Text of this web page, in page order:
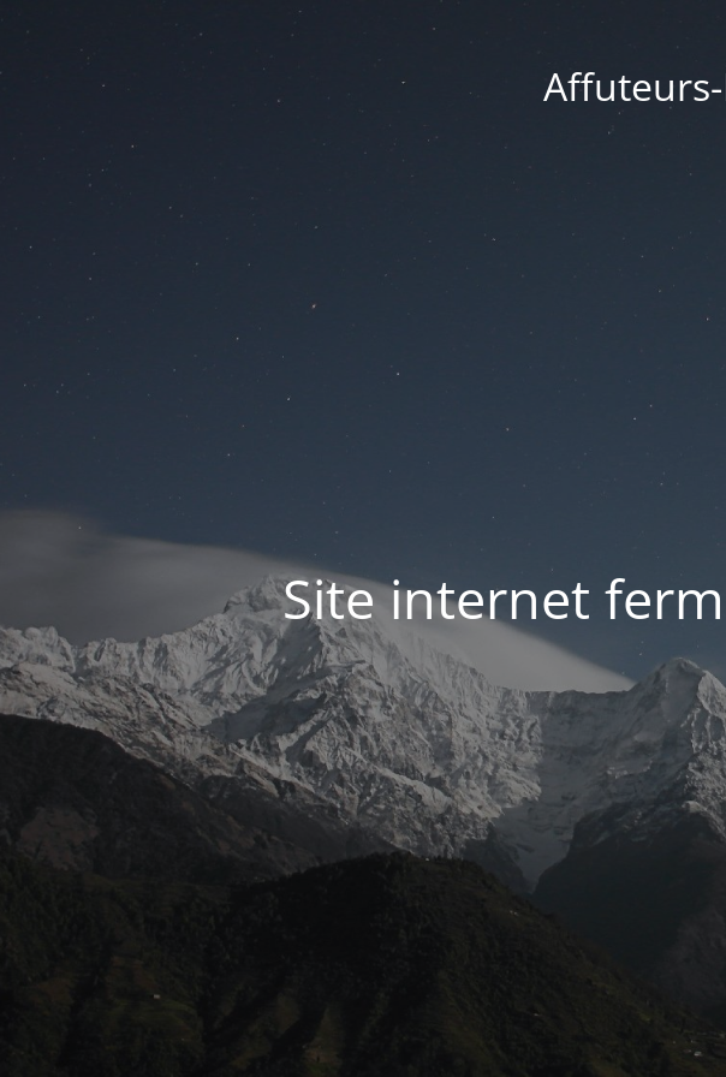
Site internet